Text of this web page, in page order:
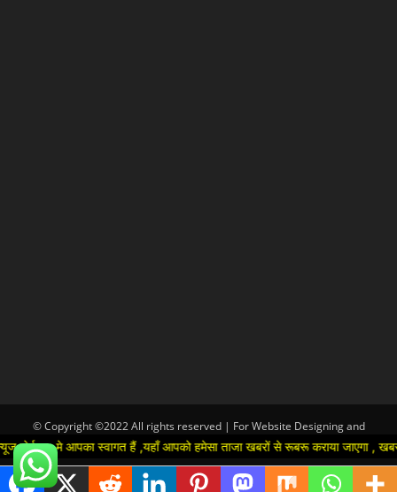
© Copyright ©2022 All rights reserved | For Website Designing and
Development call Us:-8920664806
Hindi ▼
स्वागत हैं ,यहाँ आपको हमेसा ताजा खबरों से रूबरू कराया जाएगा , खबर ओर